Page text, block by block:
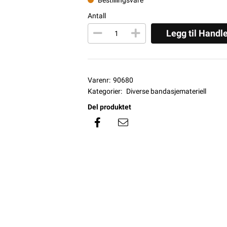
Antall
Legg til
Varenr: 90680
Kategorier: Diverse bandasjemateriell
Del produktet